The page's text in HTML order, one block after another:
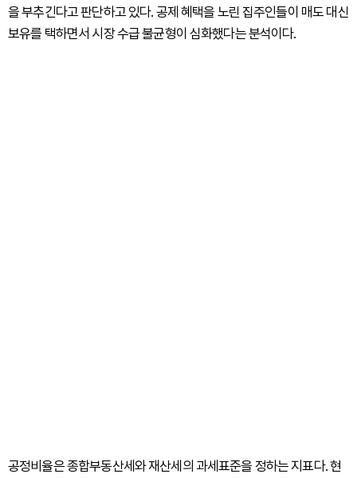
을 부추긴다고 판단하고 있다. 공제 혜택을 노린 집주인들이 매도 대신
보유를 택하면서 시장 수급 불균형이 심화했다는 분석이다.
공정비율은 종합부동산세와 재산세의 과세표준을 정하는 지표다. 현